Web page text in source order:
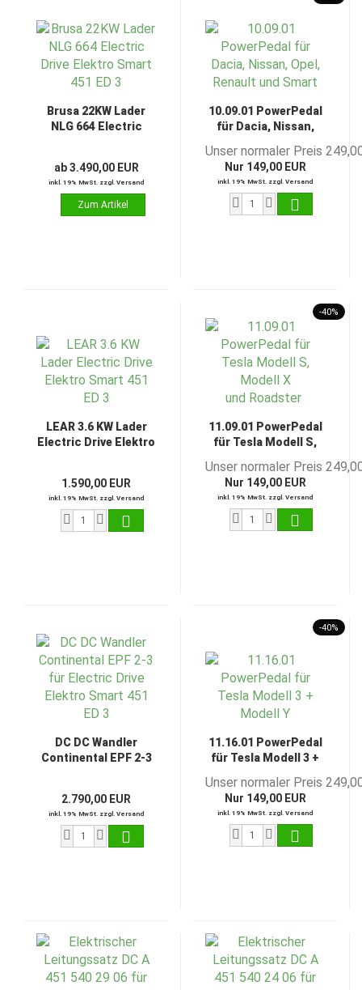
Brusa 22KW Lader
NLG 664 Electric
ab 3.490,00 EUR
inkl. 19% MwSt. zzgl. Versand
10.09.01 PowerPedal
für Dacia, Nissan,
Smart
Unser normaler Preis
Nur 149,00 EUR
inkl. 19% MwSt. zzgl. Versand
LEAR 3.6 KW Lader
Electric Drive Elektro
1.590,00 EUR
inkl. 19% MwSt. zzgl. Versand
-40%
11.09.01 PowerPedal
für Tesla Modell S,
und Roadster
Unser normaler Preis
Nur 149,00 EUR
inkl. 19% MwSt. zzgl. Versand
DC DC Wandler
Continental EPF 2-3
3
2.790,00 EUR
inkl. 19% MwSt. zzgl. Versand
-40%
11.16.01 PowerPedal
für Tesla Modell 3 +
Unser normaler Preis
Nur 149,00 EUR
inkl. 19% MwSt. zzgl. Versand